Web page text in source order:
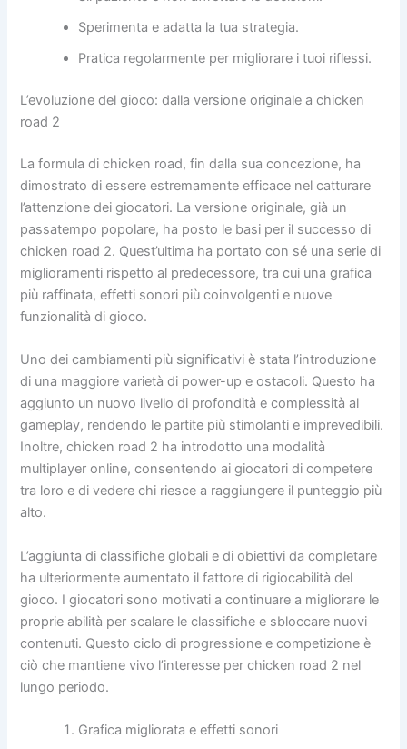
Sperimenta e adatta la tua strategia.
Pratica regolarmente per migliorare i tuoi riflessi.
L’evoluzione del gioco: dalla versione originale a chicken
road 2
La formula di chicken road, fin dalla sua concezione, ha
dimostrato di essere estremamente efficace nel catturare
l’attenzione dei giocatori. La versione originale, già un
passatempo popolare, ha posto le basi per il successo di
chicken road 2. Quest’ultima ha portato con sé una serie di
miglioramenti rispetto al predecessore, tra cui una grafica
più raffinata, effetti sonori più coinvolgenti e nuove
funzionalità di gioco.
Uno dei cambiamenti più significativi è stata l’introduzione
di una maggiore varietà di power-up e ostacoli. Questo ha
aggiunto un nuovo livello di profondità e complessità al
gameplay, rendendo le partite più stimolanti e imprevedibili.
Inoltre, chicken road 2 ha introdotto una modalità
multiplayer online, consentendo ai giocatori di competere
tra loro e di vedere chi riesce a raggiungere il punteggio più
alto.
L’aggiunta di classifiche globali e di obiettivi da completare
ha ulteriormente aumentato il fattore di rigiocabilità del
gioco. I giocatori sono motivati a continuare a migliorare le
proprie abilità per scalare le classifiche e sbloccare nuovi
contenuti. Questo ciclo di progressione e competizione è
ciò che mantiene vivo l’interesse per chicken road 2 nel
lungo periodo.
Grafica migliorata e effetti sonori